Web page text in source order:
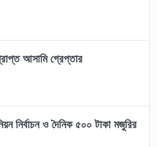
আসামি গ্রেপ্তার
নির্বাচন ও দৈনিক ৫০০ টাকা মজুরির